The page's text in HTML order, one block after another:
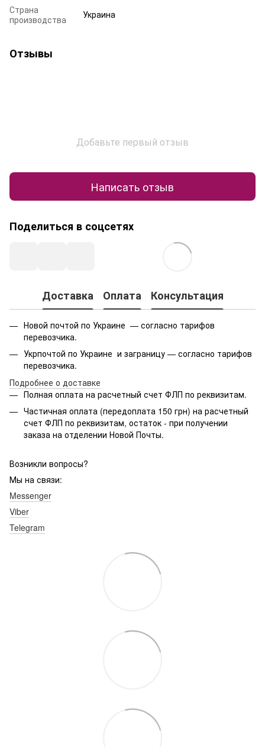
Страна
производства
Украина
Отзывы
Добавьте первый отзыв
Написать отзыв
Поделиться в соцсетях
Доставка Оплата Консультация
Новой почтой по Украине — согласно тарифов
перевозчика.
Укрпочтой по Украине и заграницу — согласно тарифов
перевозчика.
Подробнее о доставке
Полная оплата на расчетный счет ФЛП по реквизитам.
Частичная оплата (передоплата 150 грн) на расчетный
счет ФЛП по реквизитам, остаток - при получении
заказа на отделении Новой Почты.
Возникли вопросы?
Мы на связи:
Messenger
Viber
Telegram